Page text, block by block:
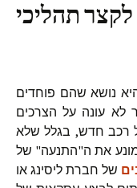
תהליכי
נושא שהם פוחדים
לא עונה על הצרכים
רכב חדש, בגלל שלא
מונע את ה"התנעה" של
של חברת ליסינג או